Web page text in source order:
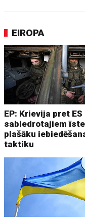
EIROPA
EP: Krievija pret ES
sabiedrotajiem
plašāku
taktiku